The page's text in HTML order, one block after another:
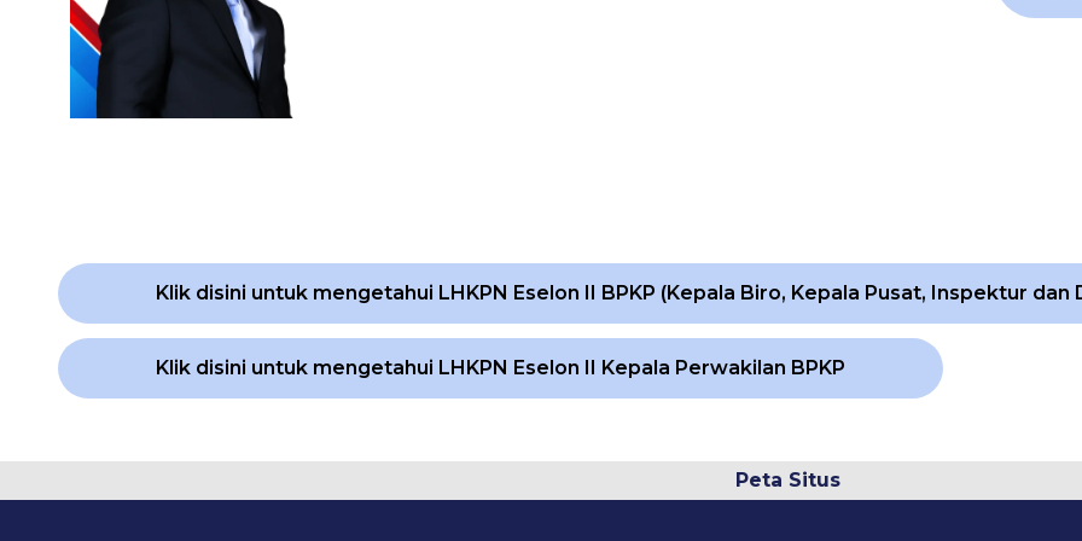
Klik disini untuk mengetahui LHKPN Eselon II BPKP (Kepala Biro, Kepala Pusat, Inspektur dan
Klik disini untuk mengetahui LHKPN Eselon II Kepala Perwakilan BPKP
Peta Situs